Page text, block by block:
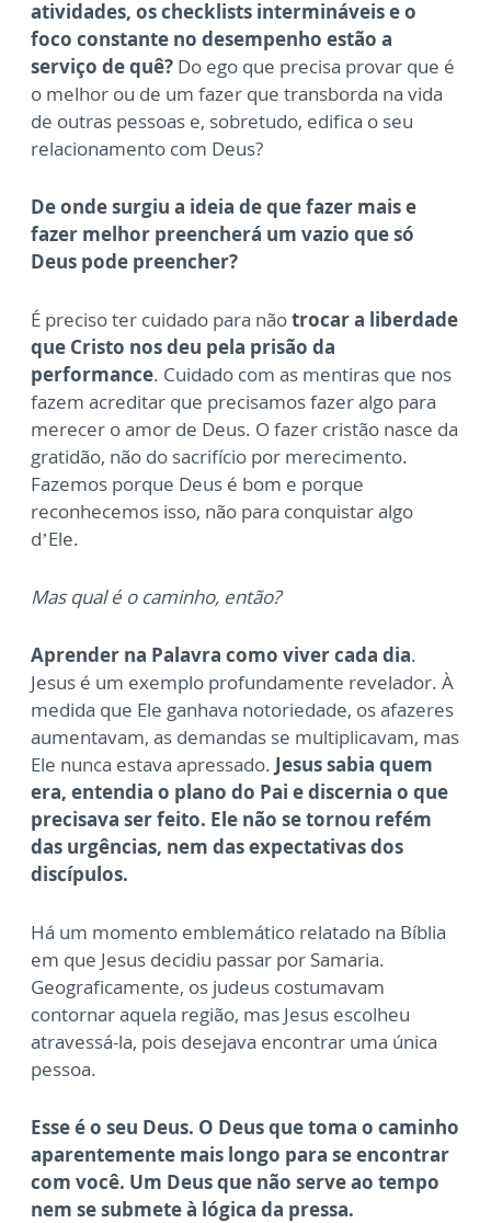
atividades, os checklists intermináveis e o
foco constante no desempenho estão a
serviço de quê? Do ego que precisa provar que é
o melhor ou de um fazer que transborda na vida
de outras pessoas e, sobretudo, edifica o seu
relacionamento com Deus?
De onde surgiu a ideia de que fazer mais e
fazer melhor preencherá um vazio que só
Deus pode preencher?
É preciso ter cuidado para nãotrocar a liberdade
que Cristo nos deu pela prisão da
performance. Cuidado com as mentiras que nos
fazem acreditar que precisamos fazer algo para
merecer o amor de Deus. O fazer cristão nasce da
gratidão, não do sacrifício por merecimento.
Fazemos porque Deus é bom e porque
reconhecemos isso, não para conquistar algo
d’Ele.
Mas qual é o caminho, então?
Aprender na Palavra como viver cada dia.
Jesus é um exemplo profundamente revelador. À
medida que Ele ganhava notoriedade, os afazeres
aumentavam, as demandas se multiplicavam, mas
Ele nunca estava apressado. Jesus sabia quem
era, entendia o plano do Pai e discernia o que
precisava ser feito. Ele não se tornou refém
das urgências, nem das expectativas dos
discípulos.
Há um momento emblemático relatado na Bíblia
em que Jesus decidiu passar por Samaria.
Geograficamente, os judeus costumavam
contornar aquela região, mas Jesus escolheu
atravessá-la, pois desejava encontrar uma única
pessoa.
Esse é o seu Deus. O Deus que toma o caminho
aparentemente mais longo para se encontrar
com você. Um Deus que não serve ao tempo
nem se submete à lógica da pressa.